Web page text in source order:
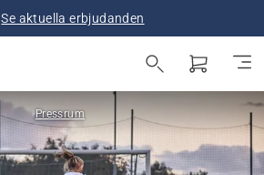
Se aktuella erbjudanden
Pressrum